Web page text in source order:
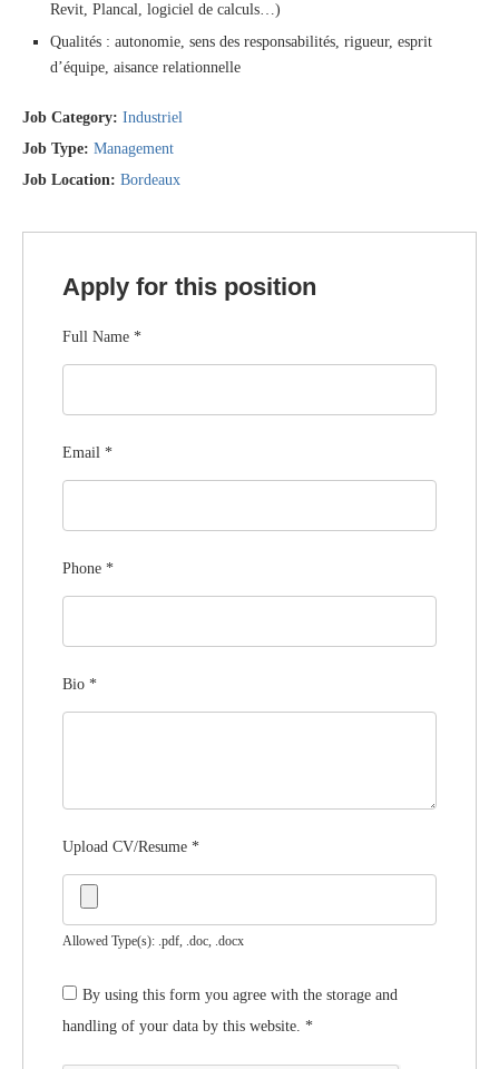
Revit, Plancal, logiciel de calculs…)
Qualités : autonomie, sens des responsabilités, rigueur, esprit
d’équipe, aisance relationnelle
Job Category: Industriel
Job Type: Management
Job Location: Bordeaux
Apply for this position
Full Name *
Email *
Phone *
Bio *
Upload CV/Resume *
Allowed Type(s): .pdf, .doc, .docx
By using this form you agree with the storage and
handling of your data by this website. *